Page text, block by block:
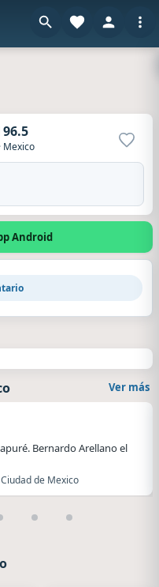
· Mexico
Android
Ver más
Bernardo Arellano el
de Mexico